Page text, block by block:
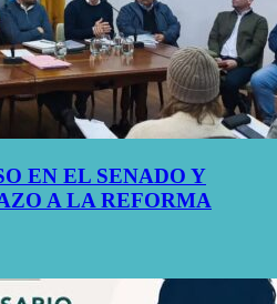
EN EL SENADO Y
A LA REFORMA